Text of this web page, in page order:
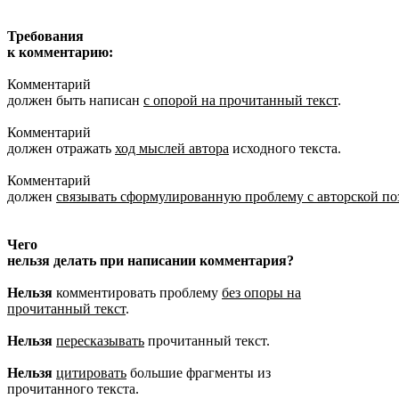
Требования
к комментарию:
Комментарий
должен быть написан с опорой на прочитанный текст.
Комментарий
должен отражать ход мыслей автора исходного текста.
Комментарий
должен связывать сформулированную проблему с авторской
Чего
нельзя делать при написании комментария?
Нельзя комментировать проблему без опоры на
прочитанный текст.
Нельзя пересказывать прочитанный текст.
Нельзя цитировать большие фрагменты из
прочитанного текста.